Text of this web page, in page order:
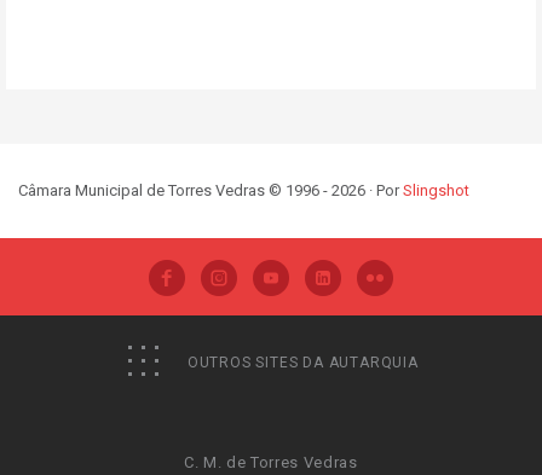
Câmara Municipal de Torres Vedras © 1996 - 2026 · PorSlingshot
OUTROS SITES DA AUTARQUIA
C. M. de Torres Vedras